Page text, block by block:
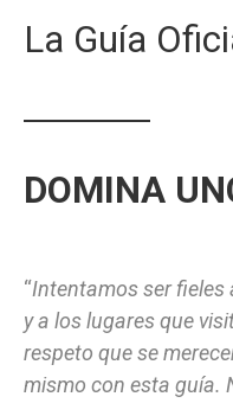
La Guía
DOMINA
“Intentamos ser fieles
y a los lugares que
respeto que se
mismo con esta guía.